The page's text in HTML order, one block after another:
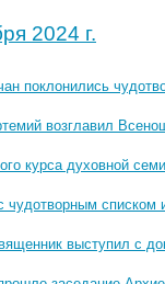
2024 г.
поклонились
возглавил
курса духовной
чудотворным
выступил с